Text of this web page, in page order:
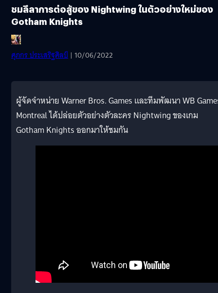
ชมลีลาการต่อสู้ของ Nightwing ในตัวอย่างใหม่ของ
Gotham Knights
ศุภกร ประเสริฐศิลป์ | 10/06/2022
ผู้จัดจำหน่าย Warner Bros. Games และทีมพัฒนา WB
Montreal ได้ปล่อยตัวอย่างตัวละคร Nightwing ของเกม
Gotham Knights ออกมาให้ชมกัน